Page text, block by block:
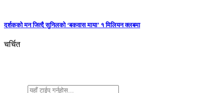
दर्शकको मन जित्दै सुनिलको ‘बकवास माया’ १ मिलियन क्लबमा
चर्चित